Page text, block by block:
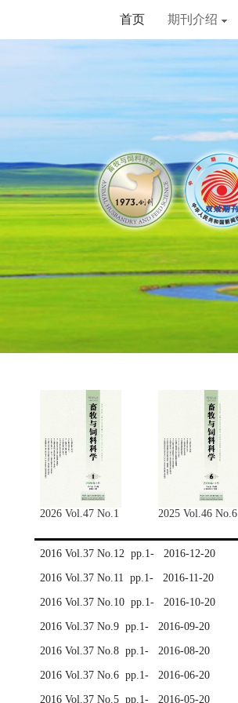
首页 期刊介绍
2026 Vol.47 No.1 2025 Vol.46 No.6
2016 Vol.37 No.12 pp.1- 2016-12-20
2016 Vol.37 No.11 pp.1- 2016-11-20
2016 Vol.37 No.10 pp.1- 2016-10-20
2016 Vol.37 No.9 pp.1- 2016-09-20
2016 Vol.37 No.8 pp.1- 2016-08-20
2016 Vol.37 No.6 pp.1- 2016-06-20
2016 Vol.37 No.5 pp.1- 2016-05-20